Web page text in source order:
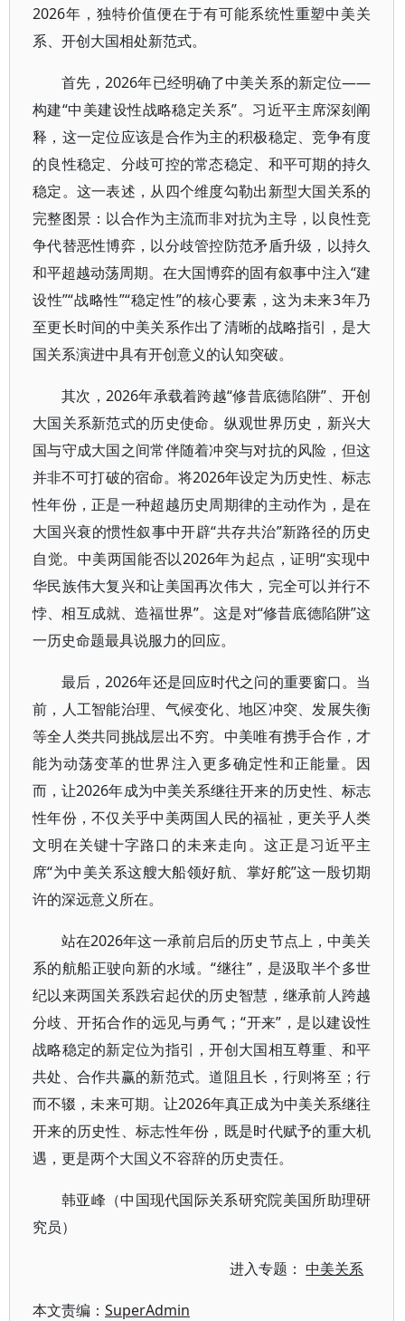
2026年，独特价值便在于有可能系统性重塑中美关
系、开创大国相处新范式。
首先，2026年已经明确了中美关系的新定位——
构建“中美建设性战略稳定关系”。习近平主席深刻阐
释，这一定位应该是合作为主的积极稳定、竞争有度
的良性稳定、分歧可控的常态稳定、和平可期的持久
稳定。这一表述，从四个维度勾勒出新型大国关系的
完整图景：以合作为主流而非对抗为主导，以良性竞
争代替恶性博弈，以分歧管控防范矛盾升级，以持久
和平超越动荡周期。在大国博弈的固有叙事中注入“建
设性”“战略性”“稳定性”的核心要素，这为未来3年乃
至更长时间的中美关系作出了清晰的战略指引，是大
国关系演进中具有开创意义的认知突破。
其次，2026年承载着跨越“修昔底德陷阱”、开创
大国关系新范式的历史使命。纵观世界历史，新兴大
国与守成大国之间常伴随着冲突与对抗的风险，但这
并非不可打破的宿命。将2026年设定为历史性、标志
性年份，正是一种超越历史周期律的主动作为，是在
大国兴衰的惯性叙事中开辟“共存共治”新路径的历史
自觉。中美两国能否以2026年为起点，证明“实现中
华民族伟大复兴和让美国再次伟大，完全可以并行不
悖、相互成就、造福世界”。这是对“修昔底德陷阱”这
一历史命题最具说服力的回应。
最后，2026年还是回应时代之问的重要窗口。当
前，人工智能治理、气候变化、地区冲突、发展失衡
等全人类共同挑战层出不穷。中美唯有携手合作，才
能为动荡变革的世界注入更多确定性和正能量。因
而，让2026年成为中美关系继往开来的历史性、标志
性年份，不仅关乎中美两国人民的福祉，更关乎人类
文明在关键十字路口的未来走向。这正是习近平主
席“为中美关系这艘大船领好航、掌好舵”这一殷切期
许的深远意义所在。
站在2026年这一承前启后的历史节点上，中美关
系的航船正驶向新的水域。“继往”，是汲取半个多世
纪以来两国关系跌宕起伏的历史智慧，继承前人跨越
分歧、开拓合作的远见与勇气；“开来”，是以建设性
战略稳定的新定位为指引，开创大国相互尊重、和平
共处、合作共赢的新范式。道阻且长，行则将至；行
而不辍，未来可期。让2026年真正成为中美关系继往
开来的历史性、标志性年份，既是时代赋予的重大机
遇，更是两个大国义不容辞的历史责任。
韩亚峰（中国现代国际关系研究院美国所助理研
究员）
进入专题：中美关系
本文责编： SuperAdmin